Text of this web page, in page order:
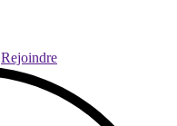
Rejoindre